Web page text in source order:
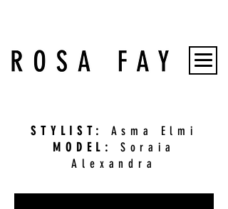
STYLIST:
Asma Elmi
MODEL:
Soraia
Alexandra